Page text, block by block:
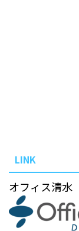
LINK
オフィス清水